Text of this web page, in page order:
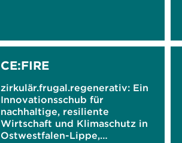
CE:FIRE
zirkulär.frugal.regenerativ: Ein
Innovationsschub für
nachhaltige, resiliente
Wirtschaft und Klimaschutz in
Ostwestfalen-Lippe,